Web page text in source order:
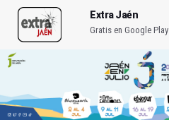
Extra Jaén
Gratis en Google Play